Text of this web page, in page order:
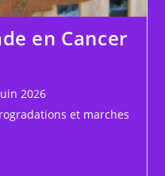
en Cancer
:
2026
et marches